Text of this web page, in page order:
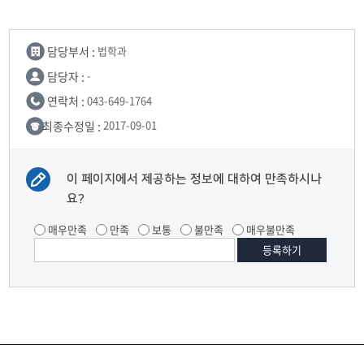
담당부서 : 법학과
담당자 : -
연락처 : 043-649-1764
최종수정일 : 2017-09-01
이 페이지에서 제공하는 정보에 대하여 만족하시나
요?
매우만족 만족 보통 불만족 매우불만족